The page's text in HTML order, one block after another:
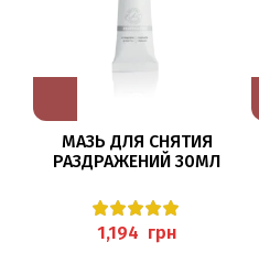
МАЗЬ ДЛЯ СНЯТИЯ
РАЗДРАЖЕНИЙ 30МЛ
грн